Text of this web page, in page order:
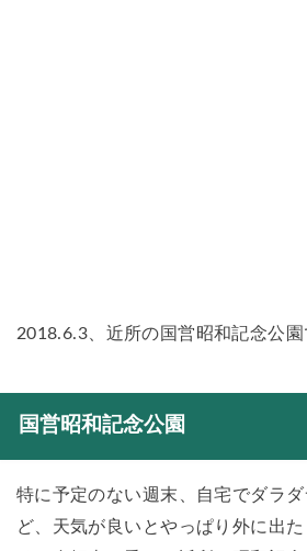
2018.6.3、近所の国営昭和記念公園
国営昭和記念公園
特に予定のない週末、自宅でダラ
ど、天気が良いとやっぱり外に出